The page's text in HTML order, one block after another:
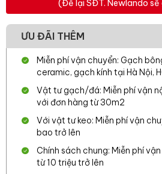
(Để lại SĐT. Newlando sẽ
ƯU ĐÃI THÊM
Miễn phí vận chuyển: Gạch
ceramic, gạch kính tại Hà Nội,
Vật tư gạch/đá: Miễn phí vận
với đơn hàng từ 30m2
Với vật tư keo: Miễn phí vận
bao trở lên
Chính sách chung: Miễn phí
từ 10 triệu trở lên